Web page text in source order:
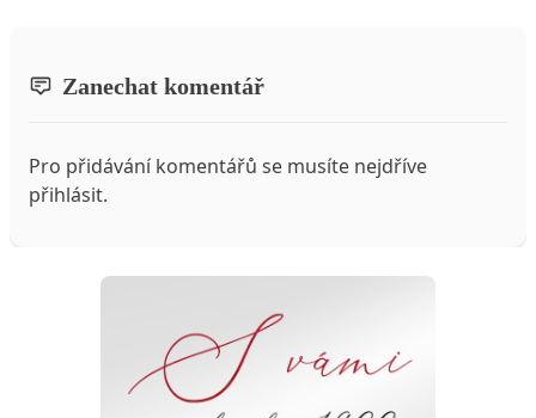
Zanechat komentář
Pro přidávání komentářů se musíte nejdříve
přihlásit.